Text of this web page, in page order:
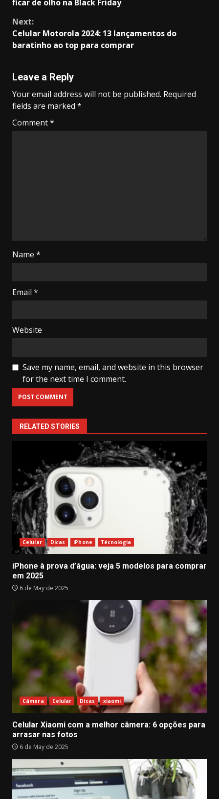
ficar de olho na Black Friday
Next:
Celular Motorola 2024: 13 lançamentos do
baratinho ao top para comprar
Leave a Reply
Your email address will not be published. Required
fields are marked *
Comment*
Name *
Email *
Website
Save my name, email, and website in this browser
for the next time I comment.
RELATED STORIES
Celular Dicas iPhone Técnologia
iPhone à prova d’água: veja 5 modelos para comprar
em 2025
6 de May de 2025
Câmera Celular Dicas xiaomi
Celular Xiaomi com a melhor câmera: 6 opções para
arrasar nas fotos
6 de May de 2025